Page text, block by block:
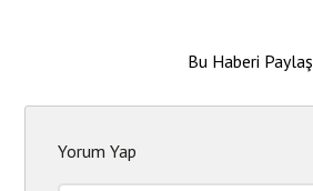
Bu Haberi Paylaş
Yorum Yap